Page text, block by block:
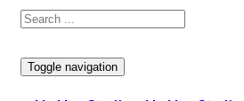
Toggle navigation